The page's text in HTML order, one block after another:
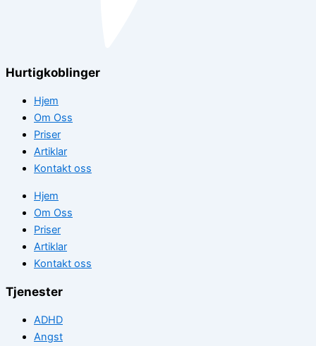
Hurtigkoblinger
Hjem
Om Oss
Priser
Artiklar
Kontakt oss
Hjem
Om Oss
Priser
Artiklar
Kontakt oss
Tjenester
ADHD
Angst